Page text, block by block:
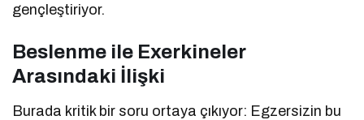
gençleştiriyor.
Beslenme ile Exerkineler
Arasındaki İlişki
Burada kritik bir soru ortaya çıkıyor: Egzersizin bu